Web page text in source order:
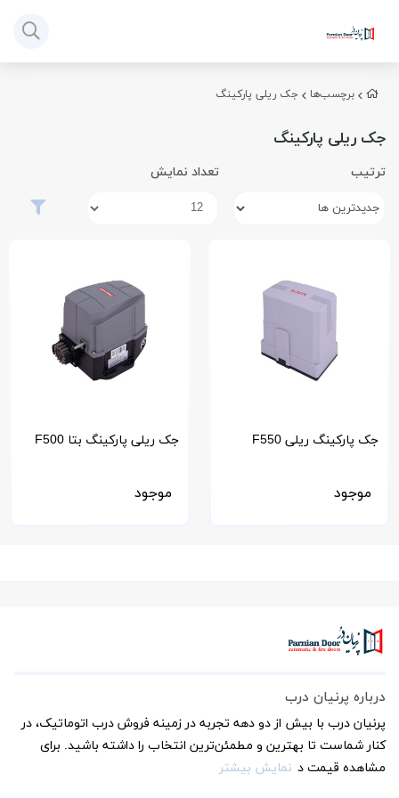
برچسب‌ها جک ریلی پارکینگ
جک ریلی پارکینگ
ترتیب تعداد نمایش
جک پارکینگ ریلی F550
موجود
جک ریلی پارکینگ بتا F500
موجود
درباره پرنیان درب
پرنیان درب با بیش از دو دهه تجربه در زمینه فروش درب اتوماتیک، در
کنار شماست تا بهترین و مطمئن‌ترین انتخاب را داشته باشید. برای
مشاهده قیمت د نمایش بیشتر